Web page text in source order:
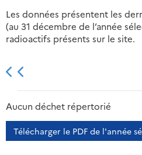
Les données présentent les
(au 31 décembre de l’année
radioactifs présents sur le site.
2013 2014
Aucun déchet répertorié
Télécharger le PDF de l'année